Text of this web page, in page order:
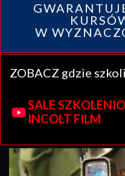
W
ZOBACZ gdzie
SALE
INCOLT FILM